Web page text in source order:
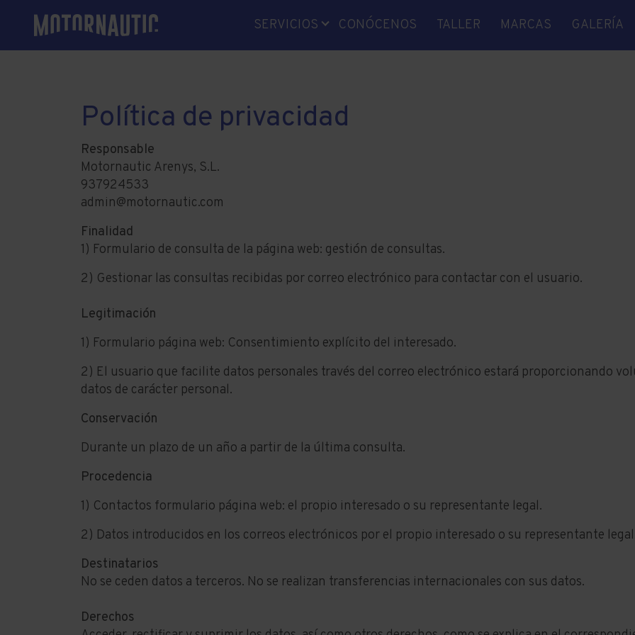
SERVICIOS
MECÁNICA
LINEAS DE EJES
GESTORÍA
CONÓCENOS TALLER MARCAS GALERÍA
Política de privacidad
Responsable
Motornautic Arenys, S.L.
937924533
admin@motornautic.com
Finalidad
1) Formulario de consulta de la página web: gestión de consultas.
2) Gestionar las consultas recibidas por correo electrónico para contactar con el usuario.
Legitimación
1) Formulario página web: Consentimiento explícito del interesado.
2) El usuario que facilite datos personales través del correo electrónico estará proporcionando
datos de carácter personal.
Conservación
Durante un plazo de un año a partir de la última consulta.
Procedencia
1) Contactos formulario página web: el propio interesado o su representante legal.
2) Datos introducidos en los correos electrónicos por el propio interesado o su representante
Destinatarios
No se ceden datos a terceros. No se realizan transferencias internacionales con sus datos.
Derechos